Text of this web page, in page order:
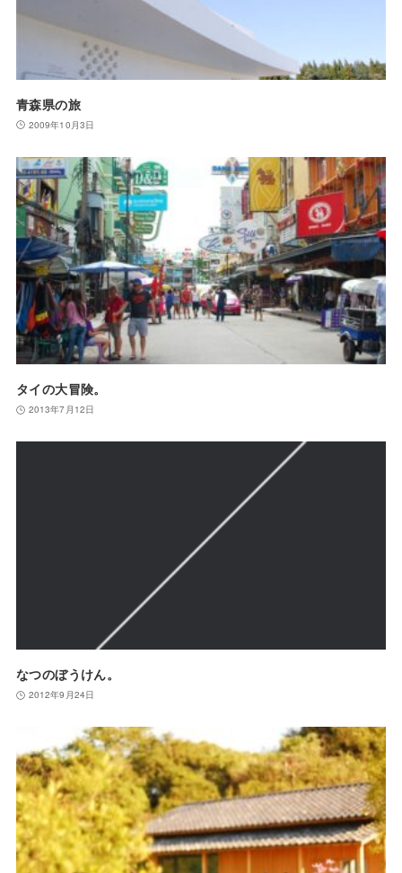
青森県の旅
2009年10月3日
タイの大冒険。
2013年7月12日
なつのぼうけん。
2012年9月24日